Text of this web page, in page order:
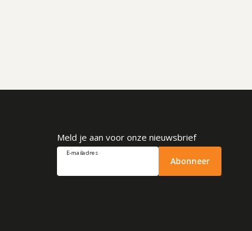
Meld je aan voor onze nieuwsbrief
E-mailadres
Abonneer